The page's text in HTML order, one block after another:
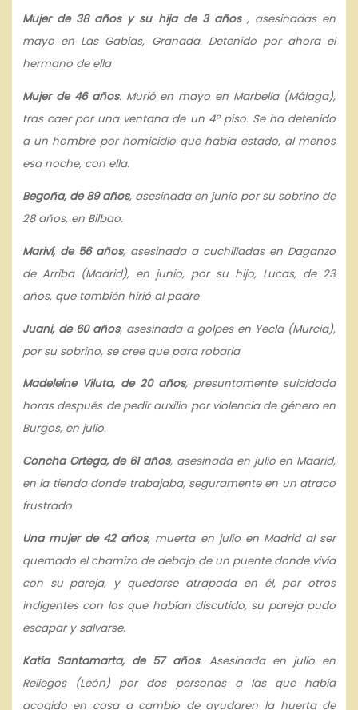
Mujer de 38 años y su hija de 3 años , asesinadas en
mayo en Las Gabias, Granada. Detenido por ahora el
hermano de ella
Mujer de 46 años. Murió en mayo en Marbella (Málaga),
tras caer por una ventana de un 4º piso. Se ha detenido
a un hombre por homicidio que había estado, al menos
esa noche, con ella.
Begoña, de 89 años, asesinada en junio por su sobrino de
28 años, en Bilbao.
Mariví, de 56 años, asesinada a cuchilladas en Daganzo
de Arriba (Madrid), en junio, por su hijo, Lucas, de 23
años, que también hirió al padre
Juani, de 60 años, asesinada a golpes en Yecla (Murcia),
por su sobrino, se cree que para robarla
Madeleine Viluta, de 20 años, presuntamente suicidada
horas después de pedir auxilio por violencia de género en
Burgos, en julio.
Concha Ortega, de 61 años, asesinada en julio en Madrid,
en la tienda donde trabajaba, seguramente en un atraco
frustrado
Una mujer de 42 años, muerta en julio en Madrid al ser
quemado el chamizo de debajo de un puente donde vivía
con su pareja, y quedarse atrapada en él, por otros
indigentes con los que habían discutido, su pareja pudo
escapar y salvarse.
Katia Santamarta, de 57 años. Asesinada en julio en
Reliegos (León) por dos personas a las que había
acogido en casa a cambio de ayudaren la huerta de